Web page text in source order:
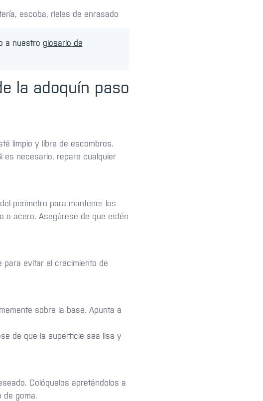
escoba, rieles de enrasado
a nuestro glosario de
la adoquín paso
limpio y libre de escombros.
es necesario, repare cualquier
perímetro para mantener los
o acero. Asegúrese de que estén
para evitar el crecimiento de
sobre la base. Apunta a
de que la superficie sea lisa y
Colóquelos apretándolos a
de goma.